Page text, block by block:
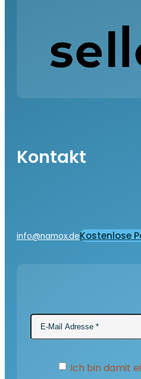
Kontakt
info@namox.deKostenlose
Ich bin damit